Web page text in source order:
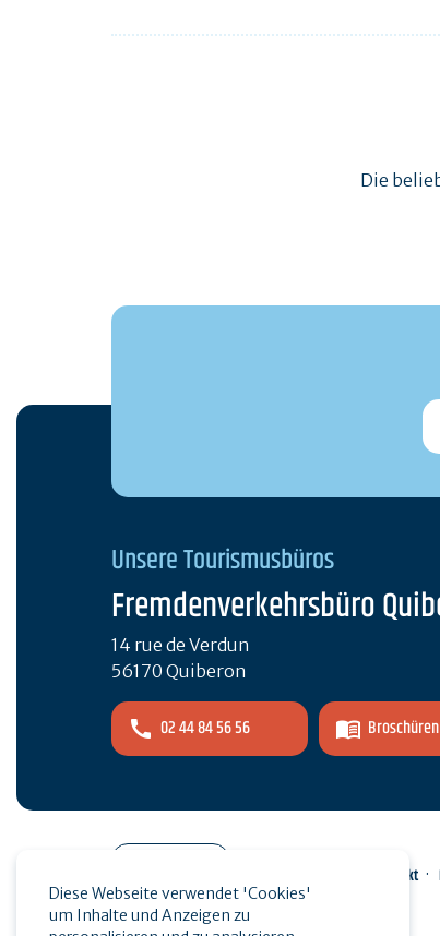
Die
Unsere Tourismusbüros
Fremdenverkehrsbüro
14 rue de Verdun
56170 Quiberon
02 44 84 56 56 Broschüren
Presse
Kontakt
Diese Webseite verwendet 'Cookies'
um Inhalte und Anzeigen zu